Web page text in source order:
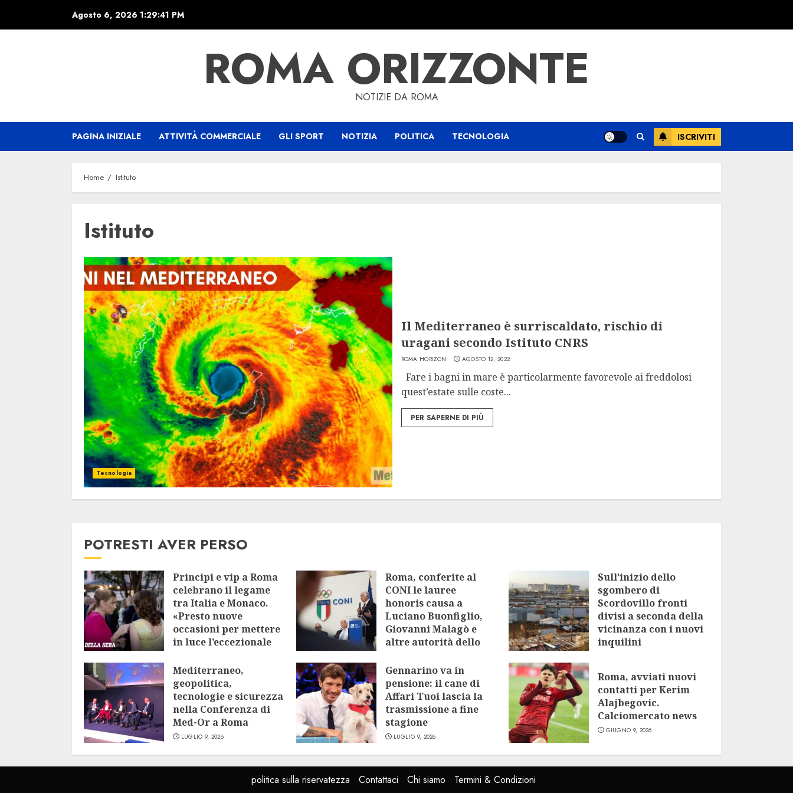
Agosto 6, 2026 1:29:42 PM
ROMA ORIZZONTE
NOTIZIE DA ROMA
PAGINA INIZIALE ATTIVITÀ COMMERCIALE GLI SPORT NOTIZIA POLITICA TECNOLOGIA ISCRIVITI
Home Istituto
Istituto
Tecnologia
Il Mediterraneo è surriscaldato, rischio di
uragani secondo Istituto CNRS
ROMA HORIZON AGOSTO 12, 2022
Fare i bagni in mare è particolarmente favorevole ai freddolosi
quest’estate sulle coste...
PER SAPERNE DI PIÙ
POTRESTI AVER PERSO
Principi e vip a Roma
celebrano il legame
tra Italia e Monaco.
«Presto nuove
occasioni per mettere
in luce l’eccezionale
LUGLIO 9, 2026
Roma, conferite al
CONI le lauree
honoris causa a
Luciano Buonfiglio,
Giovanni Malagò e
altre autorità dello
LUGLIO 9, 2026
Sull’inizio dello
sgombero di
Scordovillo fronti
divisi a seconda della
vicinanza con i nuovi
inquilini
Mediterraneo,
geopolitica,
tecnologie e sicurezza
nella Conferenza di
Med-Or a Roma
LUGLIO 9, 2026
Gennarino va in
pensione: il cane di
Affari Tuoi lascia la
trasmissione a fine
stagione
LUGLIO 9, 2026
Roma, avviati nuovi
contatti per Kerim
Alajbegovic.
Calciomercato news
GIUGNO 9, 2026
politica sulla riservatezza Contattaci Chi siamo Termini & Condizioni